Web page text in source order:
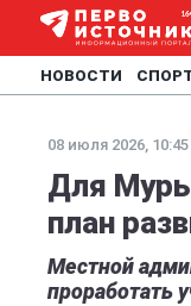
НОВОСТИ
08 июля 2026, 10:45
Для
план
Местной
проработать